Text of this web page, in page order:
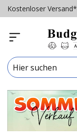
Kostenloser Versand*